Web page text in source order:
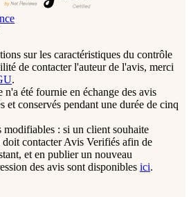
sur les caractéristiques du contrôle
de contacter l'auteur de l'avis, merci
.
n'a été fournie en échange des avis
et conservés pendant une durée de cinq
modifiables : si un client souhaite
contacter Avis Verifiés afin de
et en publier un nouveau
des avis sont disponibles ici.